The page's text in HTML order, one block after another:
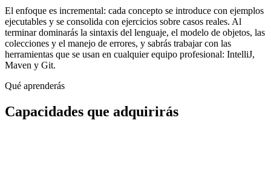
El enfoque es incremental: cada concepto se introduce con ejemplos
ejecutables y se consolida con ejercicios sobre casos reales. Al
terminar dominarás la sintaxis del lenguaje, el modelo de objetos, las
colecciones y el manejo de errores, y sabrás trabajar con las
herramientas que se usan en cualquier equipo profesional: IntelliJ,
Maven y Git.
Qué aprenderás
Capacidades que adquirirás